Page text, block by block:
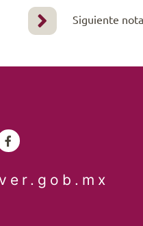
Siguiente nota